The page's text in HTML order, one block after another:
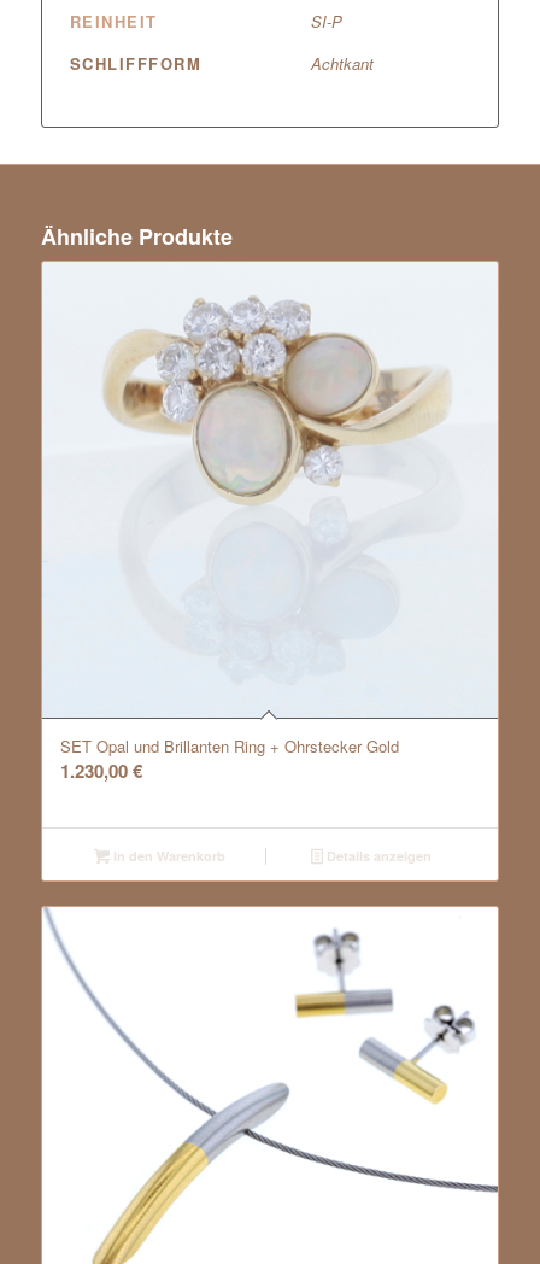
REINHEIT
SI-P
SCHLIFFFORM
Achtkant
Ähnliche Produkte
SET Opal und Brillanten Ring + Ohrstecker Gold
1.230,00€
In den Warenkorb Details anzeigen